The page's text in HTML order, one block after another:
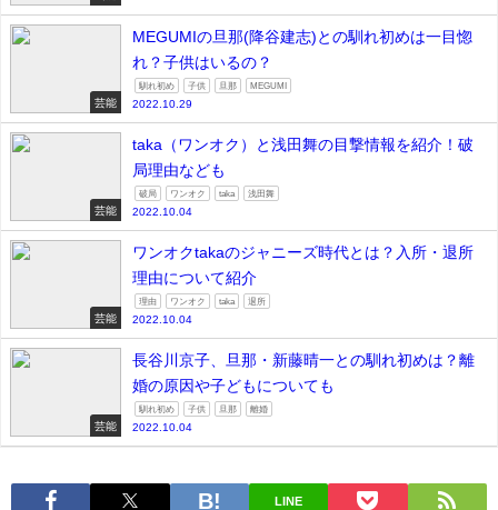
芸能
MEGUMIの旦那(降谷建志)との馴れ初めは一目惚
れ？子供はいるの？
馴れ初め 子供 旦那 MEGUMI
2022.10.29
芸能
taka（ワンオク）と浅田舞の目撃情報を紹介！破
局理由なども
破局 ワンオク taka 浅田舞
2022.10.04
芸能
ワンオクtakaのジャニーズ時代とは？入所・退所
理由について紹介
理由 ワンオク taka 退所
2022.10.04
芸能
長谷川京子、旦那・新藤晴一との馴れ初めは？離
婚の原因や子どもについても
馴れ初め 子供 旦那 離婚
2022.10.04
LINE